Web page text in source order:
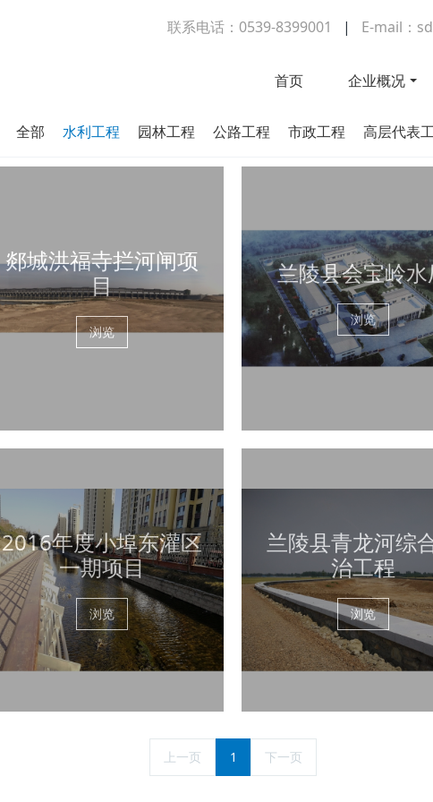
联系电话：0539-8399001 | E-mail：
首页 企业概况
全部 水利工程 园林工程 公路工程 市政工程 高层代表
郯城洪福寺拦河闸项
目
浏览
兰陵县会宝岭
浏览
2016年度小埠东灌区
一期项目
浏览
兰陵县青龙河综
治工程
浏览
上一页 1 下一页